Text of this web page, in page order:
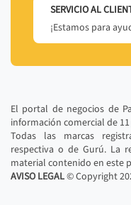
SERVICIO AL
¡Estamos para
El portal de negocios de
información comercial de
Todas las marcas
respectiva o de Gurú. La
material contenido en este
AVISO LEGAL© Copyright